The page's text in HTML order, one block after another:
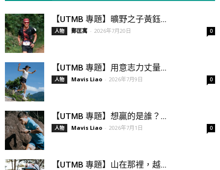
【UTMB 專題】曠野之子黃鈺...
人物 鄭匡寓 - 2026年7月20日 0
【UTMB 專題】用意志力丈量...
人物 Mavis Liao - 2026年7月9日 0
【UTMB 專題】想贏的是誰？...
人物 Mavis Liao - 2026年7月1日 0
【UTMB 專題】山在那裡，越...